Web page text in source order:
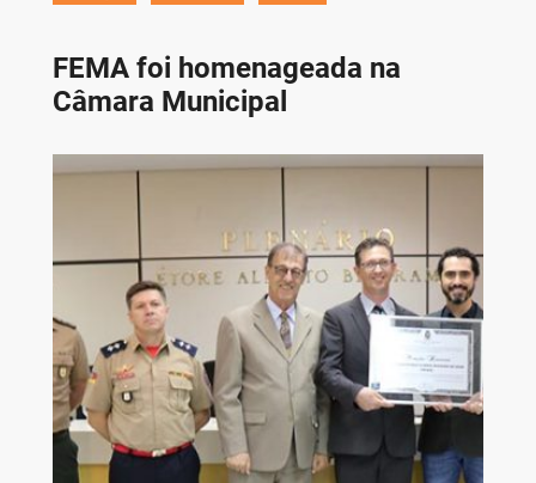
FEMA foi homenageada na
Câmara Municipal